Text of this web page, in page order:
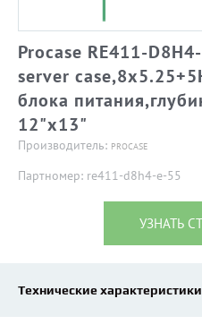
Procase RE411-
server
блока
12"x13"
Производитель: PROCASE
Партномер: re411-d8h4-e-55
УЗНАТЬ
Технические характеристики